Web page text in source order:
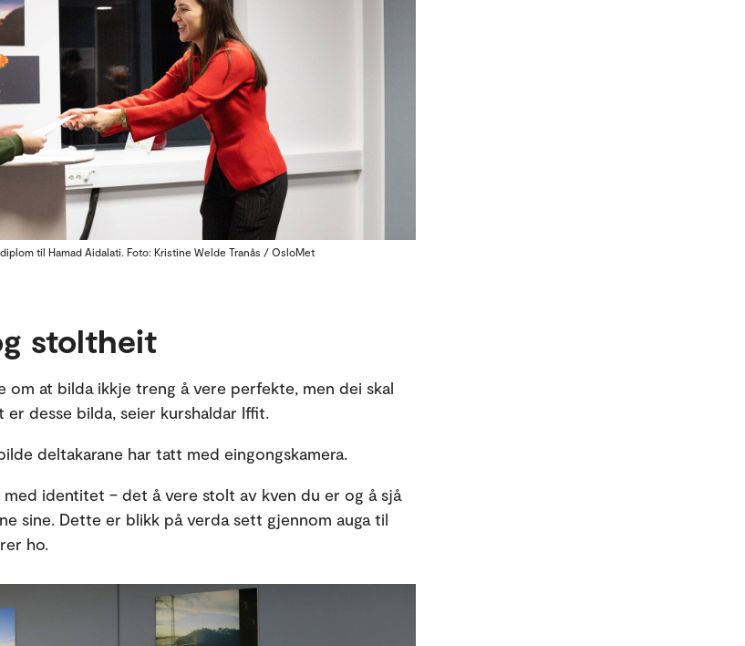
til Hamad Aidalati. Foto: Kristine Welde Tranås / OsloMet
stoltheit
om at bilda ikkje treng å vere perfekte, men dei skal
desse bilda, seier kurshaldar Iffit.
deltakarane har tatt med eingongskamera.
identitet – det å vere stolt av kven du er og å sjå
sine. Dette er blikk på verda sett gjennom auga til
ho.